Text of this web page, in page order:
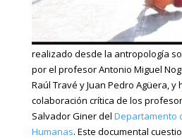
realizado desde la antropología
por el profesor Antonio Miguel
Raúl Travé y Juan Pedro Agüera, y
colaboración crítica de los
Salvador Giner del Departamento
Humanas. Este documental